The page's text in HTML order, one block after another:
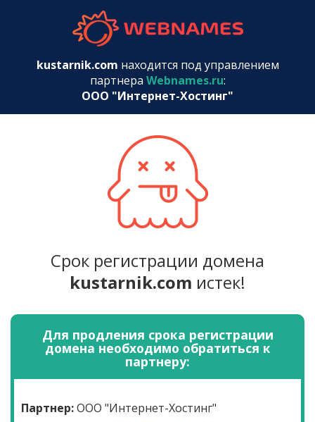
kustarnik.com находится под управлением
партнера Webnames.ru:
ООО "Интернет-Хостинг"
Срок регистрации домена
kustarnik.com истек!
Для продления срока регистрации
домена необходимо обратиться к
партнеру:
Партнер:ООО "Интернет-Хостинг"